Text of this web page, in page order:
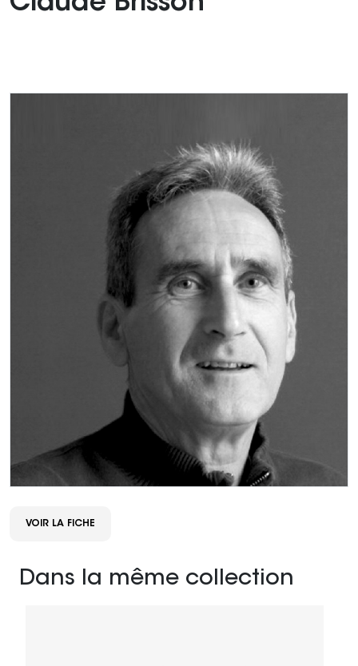
VOIR LA FICHE
Dans la même collection